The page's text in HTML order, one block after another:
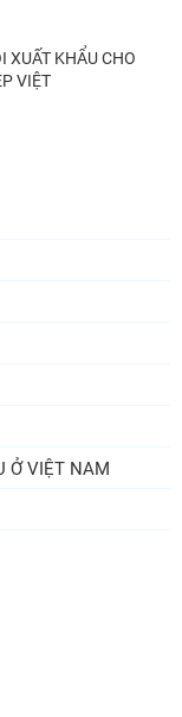
XUẤT KHẨU CHO
VIỆT
Ở VIỆT NAM